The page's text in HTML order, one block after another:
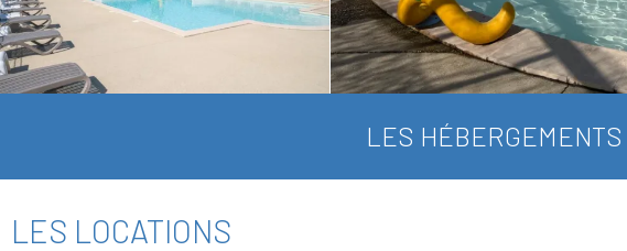
LES HÉBERGEMENTS
LES LOCATIONS